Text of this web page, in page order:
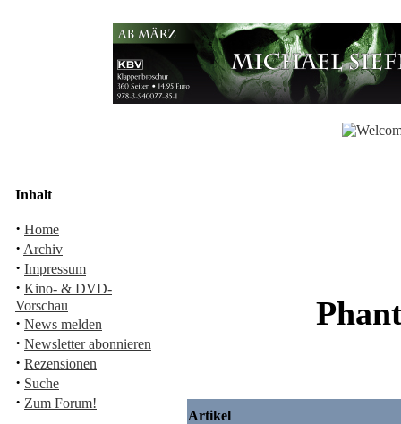
Inhalt
· Home
· Archiv
· Impressum
· Kino- & DVD-
Vorschau
· News melden
· Newsletter abonnieren
· Rezensionen
· Suche
· Zum Forum!
Artikel